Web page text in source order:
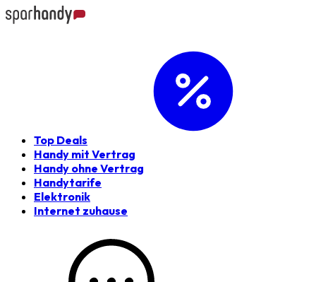
Top Deals
Handy mit Vertrag
Handy ohne Vertrag
Handytarife
Elektronik
Internet zuhause